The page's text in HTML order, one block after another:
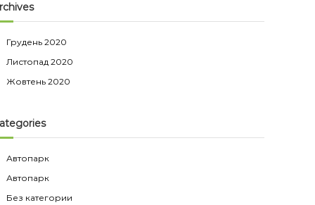
Грудень 2020
Листопад 2020
Жовтень 2020
Автопарк
Автопарк
Без категории